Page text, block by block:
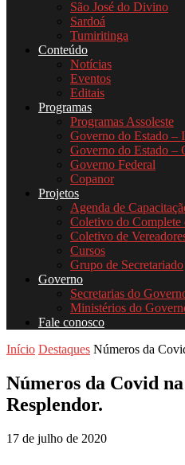
São José do Divino
Sardoá
Tumiritinga
Conteúdo
Notícias
Eventos
Editais
Programas
Programas Assoleste
Governo do Estado –
Governo do Estado –
Governo Federal
Copanor
Projetos
Agenda de
Coletivo do
Coletivo de
Cursos
Grupo de Secretariado
Governo
Secretarias do
Ministérios do
Fale conosco
Início Destaques Números da
Números da Covid
Resplendor.
17 de julho de 2020